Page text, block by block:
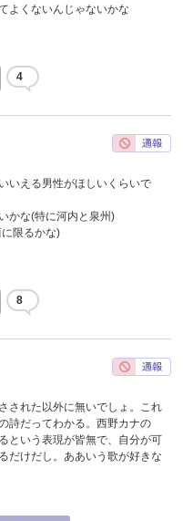
よくないんじゃないかな
4
いえる男性がほしいくらいで
かな(特に河内と泉州)
限るかな)
8
された以外に無いでしょ。これ
詩だってわかる。西野カナの
という表現が皆無で、自分が可
だけだし。ああいう歌が好きな